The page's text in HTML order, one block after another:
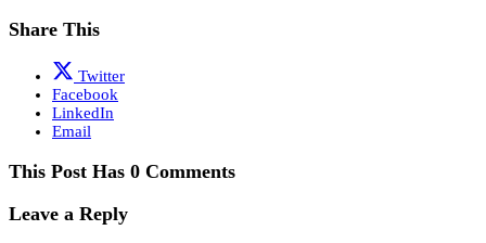
Share This
Twitter
Facebook
LinkedIn
Email
This Post Has 0 Comments
Leave a Reply